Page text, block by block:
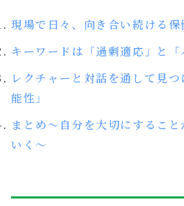
現場で日々、向き合い続ける
キーワードは「過剰適応」と「
レクチャーと対話を通して見
能性」
まとめ〜自分を大切にするこ
いく〜